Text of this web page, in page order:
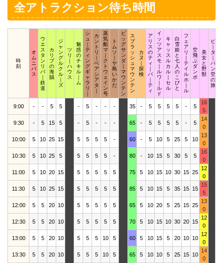
全アトラクション待ち時間
時
刻
オ
ム
ニ
バ
ス
ウ
エ
ス
タ
ン
リ
バ
｜
鉄
道
カ
リ
ブ
の
海
賊
ジ
ャ
ン
グ
ル
ク
ル
｜
ズ
ツ
リ
｜
ハ
ウ
ス
魅
惑
の
チ
キ
ル
｜
ム
シ
ュ
｜
テ
ィ
ン
グ
ギ
ャ
ラ
リ
｜
カ
ン
ト
リ
｜
ベ
ア
シ
ア
タ
｜
蒸
気
船
マ
｜
ク
ト
ウ
ェ
イ
ン
号
ト
ム
ソ
｜
ヤ
島
い
か
だ
ビ
ッ
グ
サ
ン
ダ
｜
マ
ウ
ン
テ
ン
ス
プ
ラ
ッ
シ
ュ
マ
ウ
ン
テ
ン
カ
ヌ
｜
探
検
ア
リ
ス
の
テ
ィ
｜
パ
｜
テ
ィ
イ
ッ
ツ
ア
ス
モ
｜
ル
ワ
｜
ル
ド
キ
ャ
ッ
ス
ル
カ
ル
｜
セ
ル
白
雪
姫
と
七
人
の
こ
び
と
フ
ェ
ア
リ
｜
テ
イ
ル
ホ
｜
ル
空
飛
ぶ
ダ
ン
ボ
美
女
と
野
獣
ピ
｜
タ
｜
パ
ン
空
の
旅
9:00 - - 5 5 - 5 - - - 35 - 5 5 5 5 - 5
16
5
9:30 - 5 15 5 - 5 - - - 65 - 5 5 5 5 - 5
14
0
10:00 5 10 25 15 5 5 5 5 - 60 - 5 10 5 25 5 10
13
0
10:30 5 10 25 5 5 5 5 5 - 80 - 10 15 5 30 5 5
16
0
11:00 5 10 20 15 5 5 5 5 5 75 5 10 15 10 30 15 25
12
0
11:30 5 10 25 15 5 5 5 5 5 85 5 10 15 5 35 15 15
15
5
12:00 5 5 20 10 5 5 5 5 5 65 5 10 20 5 25 15 25
13
0
12:30 5 5 20 10 5 5 5 5 5 70 5 10 15 10 30 20 15
12
0
13:00 5 5 20 10 5 5 5 10 5 60 5 10 15 5 20 10 10
12
0
13:30 5 5 20 10 5 5 5 10 5 65 5 10 10 5 25 15 10
14
0